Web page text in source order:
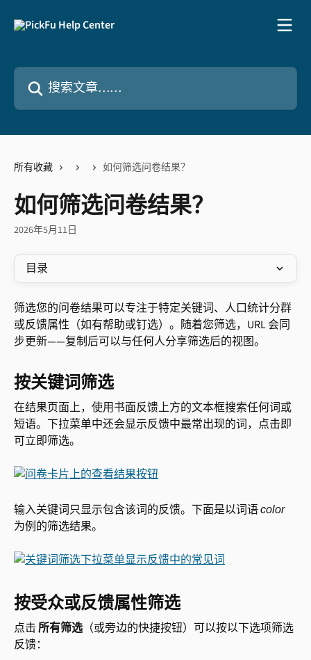
搜索文章……
所有收藏 如何筛选问卷结果？
如何筛选问卷结果？
2026年5月11日
目录
筛选您的问卷结果可以专注于特定关键词、人口统计分群
或反馈属性（如有帮助或钉选）。随着您筛选，URL 会同
步更新——复制后可以与任何人分享筛选后的视图。
按关键词筛选
在结果页面上，使用书面反馈上方的文本框搜索任何词或
短语。下拉菜单中还会显示反馈中最常出现的词，点击即
可立即筛选。
输入关键词只显示包含该词的反馈。下面是以词语 color
为例的筛选结果。
按受众或反馈属性筛选
点击 所有筛选 （或旁边的快捷按钮）可以按以下选项筛选
反馈：